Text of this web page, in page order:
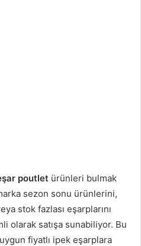
poutlet ürünleri bulmak
sezon sonu ürünlerini,
stok fazlası eşarplarını
olarak satışa sunabiliyor. Bu
fiyatlı ipek eşarplara